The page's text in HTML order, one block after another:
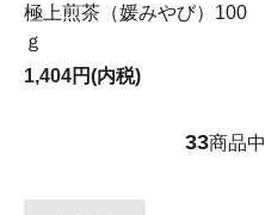
極上煎茶（媛みやび）100
ｇ
1,404円(内税)
33商品中